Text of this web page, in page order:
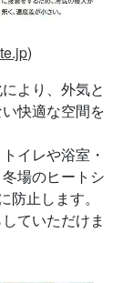
)
より、外気と
快適な空間を
イレや浴室・
場のヒートシ
止します。
ていただけま